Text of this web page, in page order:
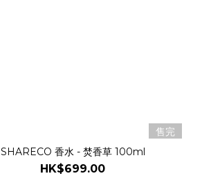
售完
SHARECO 香水 - 焚香草 100ml
HK$699.00